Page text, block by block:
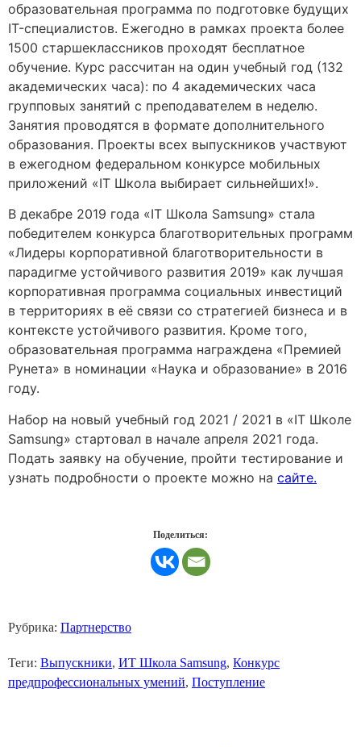
образовательная программа по подготовке будущих
IT-специалистов. Ежегодно в рамках проекта более
1500 старшеклассников проходят бесплатное
обучение. Курс рассчитан на один учебный год (132
академических часа): по 4 академических часа
групповых занятий с преподавателем в неделю.
Занятия проводятся в формате дополнительного
образования. Проекты всех выпускников участвуют
в ежегодном федеральном конкурсе мобильных
приложений «IT Школа выбирает сильнейших!».
В декабре 2019 года «IT Школа Samsung» стала
победителем конкурса благотворительных программ
«Лидеры корпоративной благотворительности в
парадигме устойчивого развития 2019» как лучшая
корпоративная программа социальных инвестиций
в территориях в её связи со стратегией бизнеса и в
контексте устойчивого развития. Кроме того,
образовательная программа награждена «Премией
Рунета» в номинации «Наука и образование» в 2016
году.
Набор на новый учебный год 2021 / 2021 в «IT Школе
Samsung» стартовал в начале апреля 2021 года.
Подать заявку на обучение, пройти тестирование и
узнать подробности о проекте можно на сайте.
Поделиться:
Рубрика: Партнерство
Теги: Выпускники, ИТ Школа Samsung, Конкурс
предпрофессиональных умений, Поступление